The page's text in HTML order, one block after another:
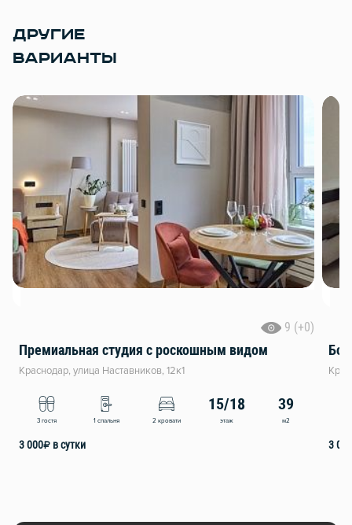
ДРУГИЕ
ВАРИАНТЫ
9 (+0)
Премиальная студия с роскошным видом
Краснодар, улица Наставников, 12к1
3 гостя 1 спальня 2 кровати
15/18
этаж
39
м2
3 000₽ в сутки 3 000